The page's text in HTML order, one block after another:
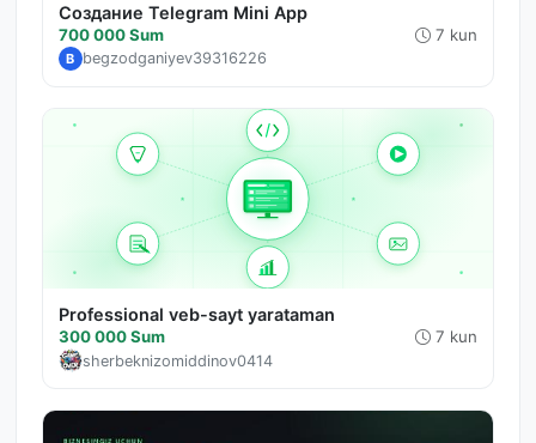
Создание Telegram Mini App
700 000 Sum 7 kun
B begzodganiyev39316226
Professional veb-sayt yarataman
300 000 Sum 7 kun
sherbeknizomiddinov0414